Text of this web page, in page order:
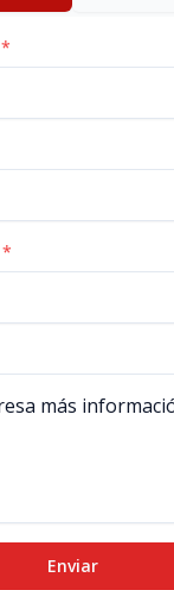
*
*
Enviar